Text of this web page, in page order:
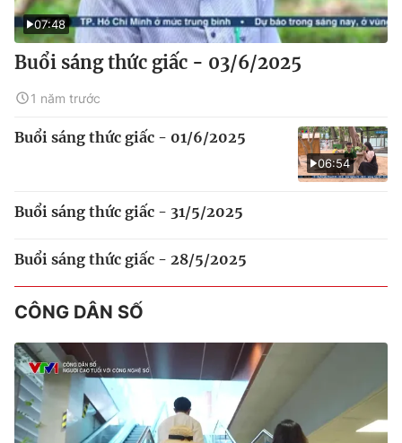
07:48
Buổi sáng thức giấc - 03/6/2025
1 năm trước
06:54
Buổi sáng thức giấc - 01/6/2025
Buổi sáng thức giấc - 31/5/2025
Buổi sáng thức giấc - 28/5/2025
CÔNG DÂN SỐ